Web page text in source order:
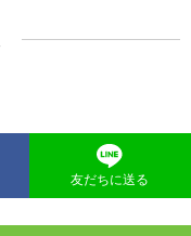
友だちに送る